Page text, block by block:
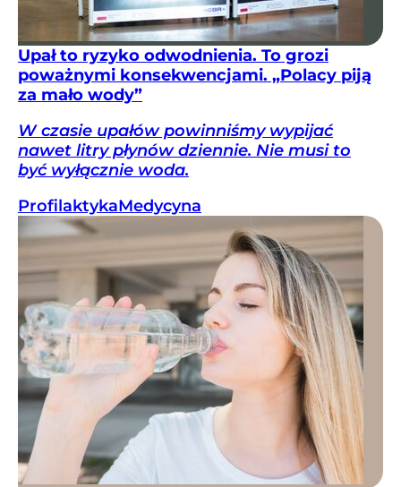
Upał to ryzyko odwodnienia. To grozi
poważnymi konsekwencjami. „Polacy piją
za mało wody”
W czasie upałów powinniśmy wypijać
nawet litry płynów dziennie. Nie musi to
być wyłącznie woda.
ProfilaktykaMedycyna